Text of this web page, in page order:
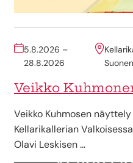
5.8.2026 –
28.8.2026
Veikko
Veikko Kuhmosen näyttely
Kellarikallerian
Olavi Leskisen …